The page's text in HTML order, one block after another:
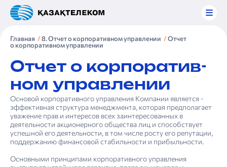
Главная 8. Отчет о корпоративном управлении
Отчет
о корпоратив­ном управлении
Отчет о корпоратив­
ном управлении
Основой ­корпоративного ­управления Компании ­является ­
эффективная ­структура менедж­мента, ­которая предполагает
уважение прав и интересов всех ­заинтересованных в
деятельнос­ти акционерного общества лиц и способствует
успешной его деятельности, в том числе ­росту его репутации,
­поддержанию финансовой стабильности и ­прибыльности.
Основными принципами корпоративного управления